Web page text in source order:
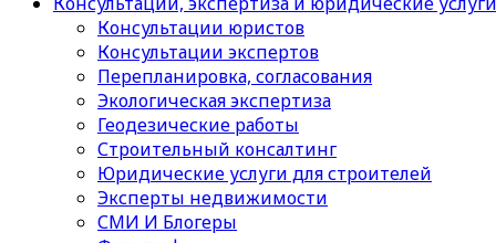
Консультации юристов
Консультации экспертов
Перепланировка, согласования
Экологическая экспертиза
Геодезические работы
Строительный консалтинг
Юридические услуги для строителей
Эксперты недвижимости
СМИ И Блогеры